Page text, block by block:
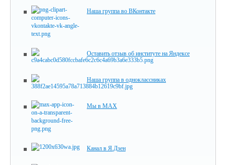
Наша группа во ВКонтакте
Оставить отзыв об институте на Яндексе
Наша группа в одноклассниках
Мы в MAX
Канал в Я.Дзен